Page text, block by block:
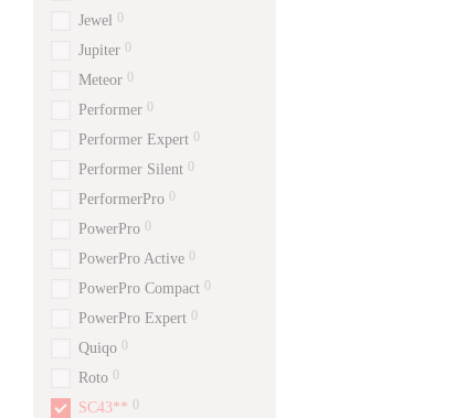
Jewel 0
Jupiter 0
Meteor 0
Performer 0
Performer Expert 0
Performer Silent 0
PerformerPro 0
PowerPro 0
PowerPro Active 0
PowerPro Compact 0
PowerPro Expert 0
Quiqo 0
Roto 0
SC43** 0